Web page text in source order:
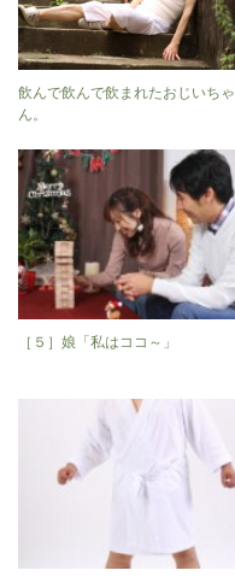
飲んで飲んで飲まれたおじいちゃ
ん。
［５］娘「私はココ～」